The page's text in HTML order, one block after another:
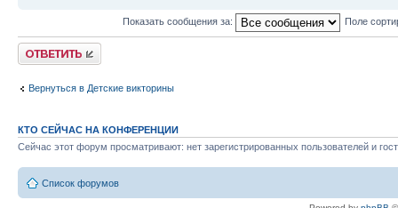
Показать сообщения за: Поле
Ответить
Вернуться в Детские викторины
КТО СЕЙЧАС НА КОНФЕРЕНЦИИ
Сейчас этот форум просматривают: нет зарегистрированных пользователей и
Список форумов